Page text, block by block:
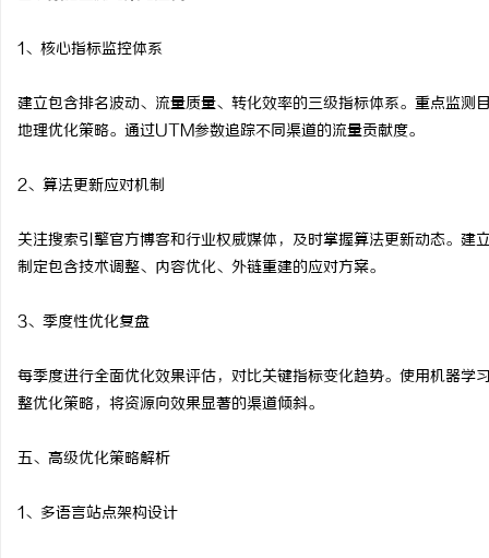
1、核心指标监控体系
建立包含排名波动、流量质量、转化效率的三级指标体系。重点监
地理优化策略。通过UTM参数追踪不同渠道的流量贡献度。
2、算法更新应对机制
关注搜索引擎官方博客和行业权威媒体，及时掌握算法更新动态。
制定包含技术调整、内容优化、外链重建的应对方案。
3、季度性优化复盘
每季度进行全面优化效果评估，对比关键指标变化趋势。使用机器
整优化策略，将资源向效果显著的渠道倾斜。
五、高级优化策略解析
1、多语言站点架构设计